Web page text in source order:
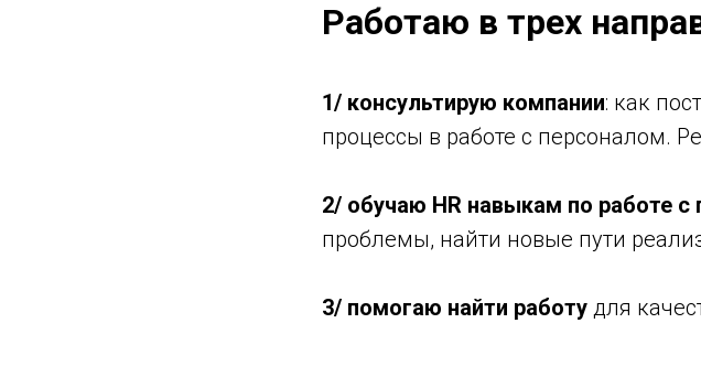
Работаю в трех
1/ консультирую компании: как
процессы в работе с персоналом.
2/ обучаю HR навыкам по работе с
проблемы, найти новые пути
3/ помогаю найти работу для